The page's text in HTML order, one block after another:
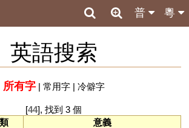
粵
普
英語搜索
所有字| 常用字| 冷僻字
[44], 找到 3 個
意義